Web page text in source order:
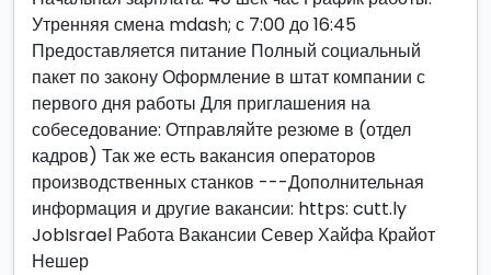
Утренняя смена mdash; с 7:00 до 16:45
Предоставляется питание Полный социальный
пакет по закону Оформление в штат компании с
первого дня работы Для приглашения на
собеседование: Отправляйте резюме в (отдел
кадров) Так же есть вакансия операторов
производственных станков ---Дополнительная
информация и другие вакансии: https: cutt.ly
JobIsrael Работа Вакансии Север Хайфа Крайот
Нешер